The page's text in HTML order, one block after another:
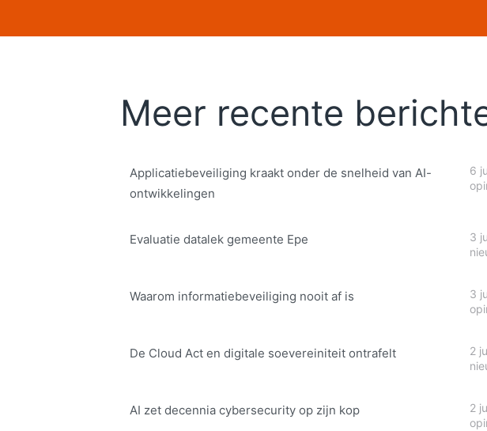
Meer recente
Applicatiebeveiliging kraakt onder de snelheid van AI-
ontwikkelingen
6
Evaluatie datalek gemeente Epe 3
Waarom informatiebeveiliging nooit af is 3
De Cloud Act en digitale soe­ve­rei­ni­teit ontrafelt 2
AI zet decennia cybersecurity op zijn kop 2